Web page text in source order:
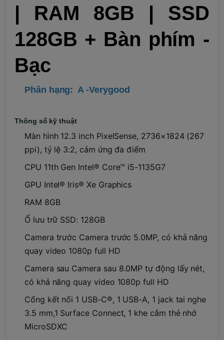
| RAM 8GB | SSD
128GB + Bàn phím -
Bạc
Phân hạng: A -Verygood
Thông số kỹ thuật
Màn hình 12.3 inch PixelSense, 2736×1824 (267
ppi), tỷ lệ 3:2, cảm ứng đa điểm
CPU 11th Gen Intel® Core™ i5-1135G7
GPU Intel® Iris® Xe Graphics
RAM 8GB
Ổ lưu trữ SSD: 128GB
Camera trước Camera trước 5.0MP, có khả năng
quay video 1080p full HD
Camera sau Camera sau 8.0MP tự động lấy nét,
có khả năng quay video 1080p full HD
Cổng kết nối 1 USB-C®, 1 USB-A, 1 jack tai nghe
3.5 mm,1 Surface Connect, 1 khe cắm thẻ nhớ
MicroSDXC